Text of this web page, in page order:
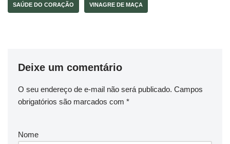
SAÚDE DO CORAÇÃO VINAGRE DE MAÇA
Deixe um comentário
O seu endereço de e-mail não será publicado. Campos
obrigatórios são marcados com *
Nome